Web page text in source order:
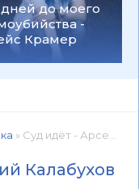
до моего
-
Крамер
» Суд идёт - Арсений Калабухов 📕 - Книга онлайн бесплатно
Калабухов